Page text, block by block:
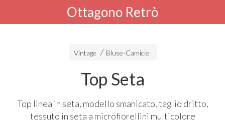
Ottagono Retrò
Vintage Bluse-Camicie
Top Seta
Top linea in seta, modello smanicato, taglio dritto,
tessuto in seta a microfiorellini multicolore